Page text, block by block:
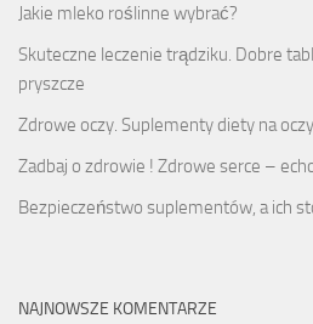
Jakie mleko roślinne wybrać?
Skuteczne leczenie trądziku. Dobre
pryszcze
Zdrowe oczy. Suplementy diety na
Zadbaj o zdrowie ! Zdrowe serce –
Bezpieczeństwo suplementów, a ich
NAJNOWSZE KOMENTARZE